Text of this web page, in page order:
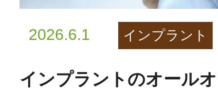
2026.6.1 インプラント
インプラントのオール